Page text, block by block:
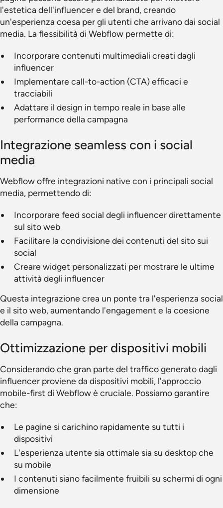
l'estetica dell'influencer e del brand, creando
un'esperienza coesa per gli utenti che arrivano dai social
media. La flessibilità di Webflow permette di:
Incorporare contenuti multimediali creati dagli
influencer
Implementare call-to-action (CTA) efficaci e
tracciabili
Adattare il design in tempo reale in base alle
performance della campagna
Integrazione seamless con i social
media
Webflow offre integrazioni native con i principali social
media, permettendo di:
Incorporare feed social degli influencer direttamente
sul sito web
Facilitare la condivisione dei contenuti del sito sui
social
Creare widget personalizzati per mostrare le ultime
attività degli influencer
Questa integrazione crea un ponte tra l'esperienza social
e il sito web, aumentando l'engagement e la coesione
della campagna.
Ottimizzazione per dispositivi mobili
Considerando che gran parte del traffico generato dagli
influencer proviene da dispositivi mobili, l'approccio
mobile-first di Webflow è cruciale. Possiamo garantire
che:
Le pagine si carichino rapidamente su tutti i
dispositivi
L'esperienza utente sia ottimale sia su desktop che
su mobile
I contenuti siano facilmente fruibili su schermi di ogni
dimensione